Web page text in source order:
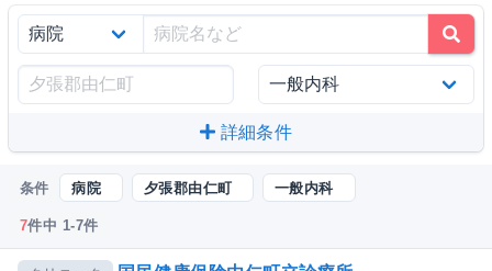
詳細条件
条件 病院 夕張郡由仁町 一般内科
7件中 1-7件